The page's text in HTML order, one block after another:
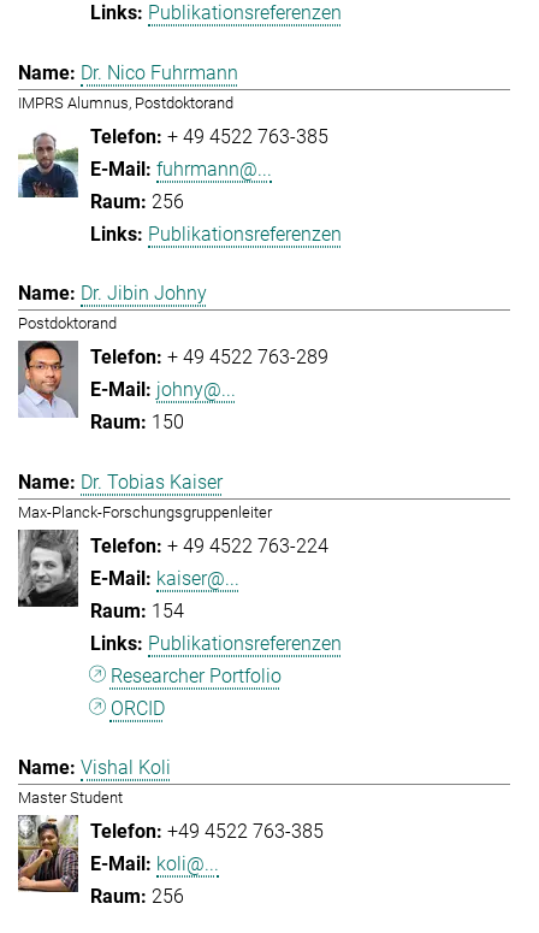
Publikationsreferenzen
Dr. Nico Fuhrmann
IMPRS Alumnus, Postdoktorand
+ 49 4522 763-385
fuhrmann@...
256
Publikationsreferenzen
Dr. Jibin Johny
Postdoktorand
+ 49 4522 763-289
johny@...
150
Dr. Tobias Kaiser
Max-Planck-Forschungsgruppenleiter
+ 49 4522 763-224
kaiser@...
154
Publikationsreferenzen
Researcher Portfolio
ORCID
Vishal Koli
Master Student
+49 4522 763-385
koli@...
256